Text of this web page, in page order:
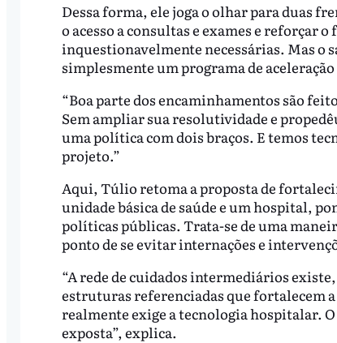
Dessa forma, ele joga o olhar para duas
o acesso a consultas e exames e reforçar
inquestionavelmente necessárias. Mas o
simplesmente um programa de
“Boa parte dos encaminhamentos são
Sem ampliar sua resolutividade e
uma política com dois braços. E temos
projeto.”
Aqui, Túlio retoma a proposta de
unidade básica de saúde e um hospital,
políticas públicas. Trata-se de uma
ponto de se evitar internações e
“A rede de cuidados intermediários
estruturas referenciadas que fortalecem
realmente exige a tecnologia hospitalar.
exposta”, explica.